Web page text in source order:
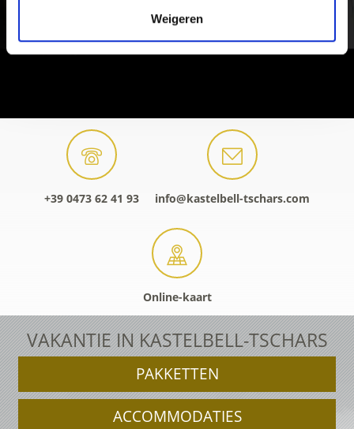
Weigeren
+39 0473 62 41 93 info@kastelbell-tschars.com
Online-kaart
VAKANTIE IN KASTELBELL-TSCHARS
PAKKETTEN
ACCOMMODATIES